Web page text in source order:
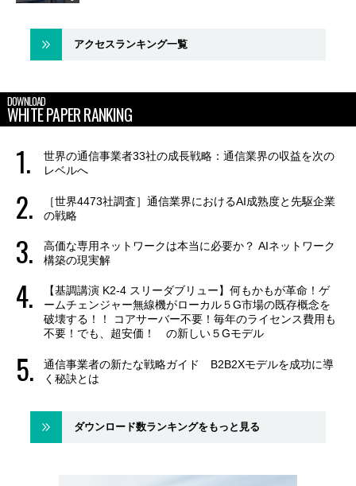
アクセスランキング一覧
DOWNLOAD
WHITE PAPER RANKING
世界の通信事業者33社の成長戦略：通信業界の収益を次の
レベルへ
［世界4473社調査］通信業界におけるAI成熟度と先駆企業
の戦略
高価な専用ネットワークは本当に必要か？ AIネットワーク
構築の現実解
【基調講演 K2-4 スリーダブリュー】何もかもが革命！ゲ
ームチェンジャー無線機がローカル５G市場の既存概念を
破壊する！！ コアサーバー不要！毎年のライセンス費用も
不要！でも、超安価！ の新しい５Gモデル
通信事業者の新たな戦略ガイド B2B2Xモデルを成功に導
く秘訣とは
ダウンロード数ランキングをもっと見る